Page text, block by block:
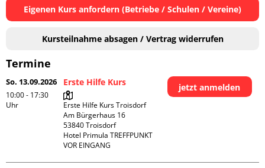
Eigenen Kurs anfordern (Betriebe / Schulen / Vereine)
Kursteilnahme absagen / Vertrag widerrufen
Termine
So. 13.09.2026
10:00 - 17:30
Uhr
Erste Hilfe Kurs
Erste Hilfe Kurs Troisdorf
Am Bürgerhaus 16
53840 Troisdorf
Hotel Primula TREFFPUNKT
VOR EINGANG
jetzt anmelden